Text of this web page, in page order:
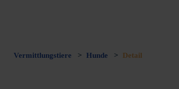
Vermittlungstiere > Hunde > Detail